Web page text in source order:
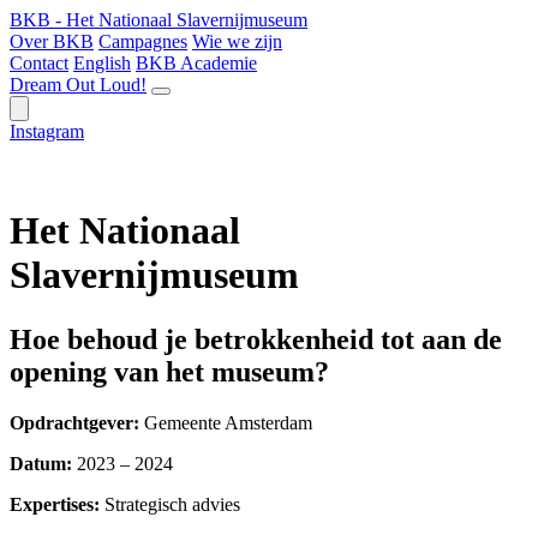
BKB - Het Nationaal Slavernijmuseum
Over BKB Campagnes Wie we zijn
Contact English BKB Academie
Dream Out Loud!
Instagram
Het Nationaal
Slavernijmuseum
Hoe behoud je betrokkenheid tot aan de
opening van het museum?
Opdrachtgever: Gemeente Amsterdam
Datum: 2023 – 2024
Expertises: Strategisch advies